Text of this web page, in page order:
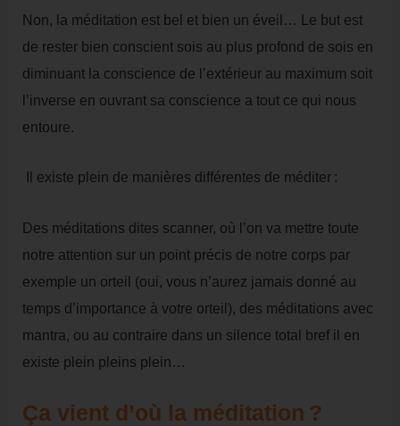
Non, la méditation est bel et bien un éveil… Le but est
de rester bien conscient sois au plus profond de sois en
diminuant la conscience de l’extérieur au maximum soit
l’inverse en ouvrant sa conscience a tout ce qui nous
entoure.
Il existe plein de manières différentes de méditer :
Des méditations dites scanner, où l’on va mettre toute
notre attention sur un point précis de notre corps par
exemple un orteil (oui, vous n’aurez jamais donné au
temps d’importance à votre orteil), des méditations avec
mantra, ou au contraire dans un silence total bref il en
existe plein pleins plein…
Ça vient d’où la méditation ?